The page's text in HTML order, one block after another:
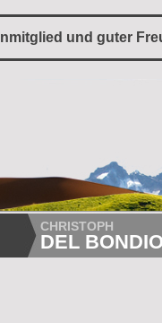
und guter
CHRISTOPH
DEL BONDIO